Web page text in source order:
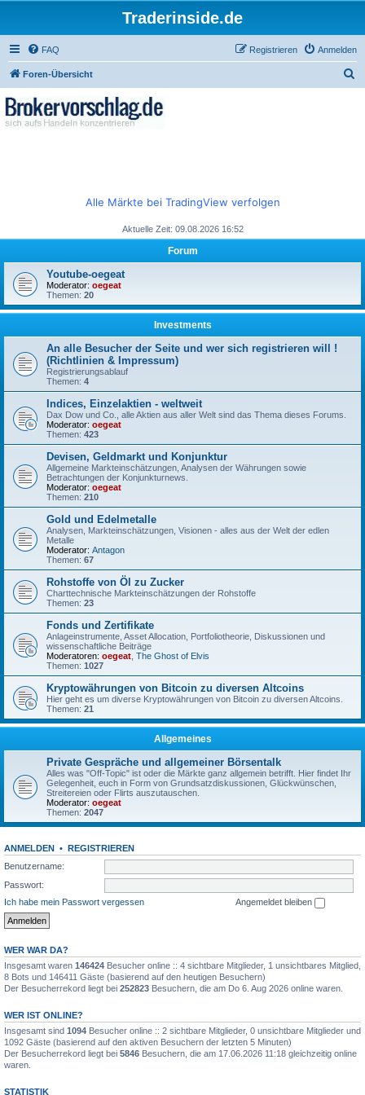
Traderinside.de
FAQ Anmelden
Registrieren
Foren-Übersicht
Alle Märkte bei TradingView verfolgen
Aktuelle Zeit: 09.08.2026 16:52
Forum
Youtube-oegeat
Moderator: oegeat
Themen: 20
Investments
An alle Besucher der Seite und wer sich registrieren will !
(Richtlinien & Impressum)
Registrierungsablauf
Themen: 4
Indices, Einzelaktien - weltweit
Dax Dow und Co., alle Aktien aus aller Welt sind das Thema dieses Forums.
Moderator: oegeat
Themen: 423
Devisen, Geldmarkt und Konjunktur
Allgemeine Markteinschätzungen, Analysen der Währungen sowie
Betrachtungen der Konjunkturnews.
Moderator: oegeat
Themen: 210
Gold und Edelmetalle
Analysen, Markteinschätzungen, Visionen - alles aus der Welt der edlen
Metalle
Moderator: Antagon
Themen: 67
Rohstoffe von Öl zu Zucker
Charttechnische Markteinschätzungen der Rohstoffe
Themen: 23
Fonds und Zertifikate
Anlageinstrumente, Asset Allocation, Portfoliotheorie, Diskussionen und
wissenschaftliche Beiträge
Moderatoren: oegeat The Ghost of Elvis
Themen: 1027
Kryptowährungen von Bitcoin zu diversen Altcoins
Hier geht es um diverse Kryptowährungen von Bitcoin zu diversen Altcoins.
Themen: 21
Allgemeines
Private Gespräche und allgemeiner Börsentalk
Alles was "Off-Topic" ist oder die Märkte ganz allgemein betrifft. Hier findet Ihr
Gelegenheit, euch in Form von Grundsatzdiskussionen, Glückwünschen,
Streitereien oder Flirts auszutauschen.
Moderator: oegeat
Themen: 2047
ANMELDEN • REGISTRIEREN
Benutzername:
Passwort:
Ich habe mein Passwort vergessen
Angemeldet bleiben
WER WAR DA?
Insgesamt waren 146424 Besucher online :: 4 sichtbare Mitglieder, 1 unsichtbares Mitglied,
8 Bots und 146411 Gäste (basierend auf den heutigen Besuchern)
Der Besucherrekord liegt bei 252823 Besuchern, die am Do 6. Aug 2026 online waren.
WER IST ONLINE?
Insgesamt sind 1094 Besucher online :: 2 sichtbare Mitglieder, 0 unsichtbare Mitglieder und
1092 Gäste (basierend auf den aktiven Besuchern der letzten 5 Minuten)
Der Besucherrekord liegt bei 5846 Besuchern, die am 17.06.2026 11:18 gleichzeitig online
waren.
STATISTIK